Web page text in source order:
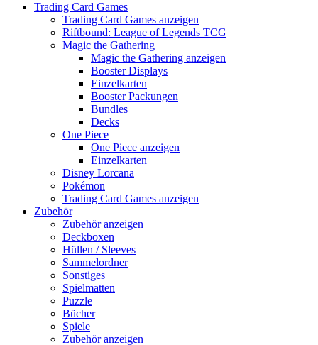
Trading Card Games
Trading Card Games anzeigen
Riftbound: League of Legends TCG
Magic the Gathering
Magic the Gathering anzeigen
Booster Displays
Einzelkarten
Booster Packungen
Bundles
Decks
One Piece
One Piece anzeigen
Einzelkarten
Disney Lorcana
Pokémon
Trading Card Games anzeigen
Zubehör
Zubehör anzeigen
Deckboxen
Hüllen / Sleeves
Sammelordner
Sonstiges
Spielmatten
Puzzle
Bücher
Spiele
Zubehör anzeigen